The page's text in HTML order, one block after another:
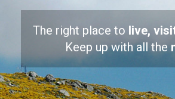
The right place to live,
Keep up with all the